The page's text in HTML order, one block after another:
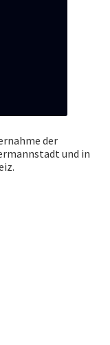
der
und in